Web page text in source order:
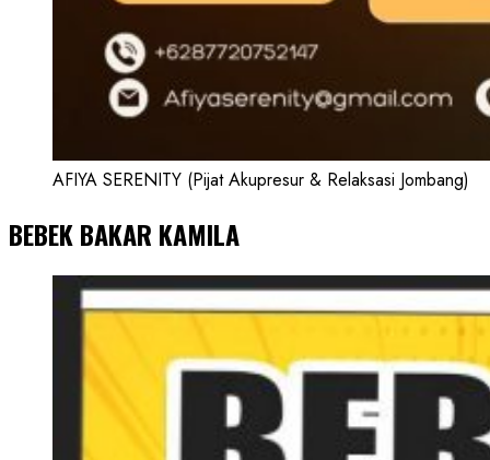
AFIYA SERENITY (Pijat Akupresur & Relaksasi Jombang)
BEBEK BAKAR KAMILA